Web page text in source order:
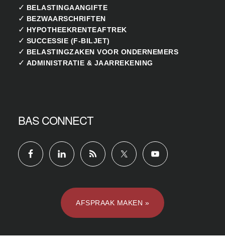
✓ BELASTINGAANGIFTE
✓ BEZWAARSCHRIFTEN
✓ HYPOTHEEKRENTEAFTREK
✓ SUCCESSIE (F-BILJET)
✓ BELASTINGZAKEN VOOR ONDERNEMERS
✓ ADMINISTRATIE & JAARREKENING
BAS CONNECT
AFSPRAAK MAKEN »